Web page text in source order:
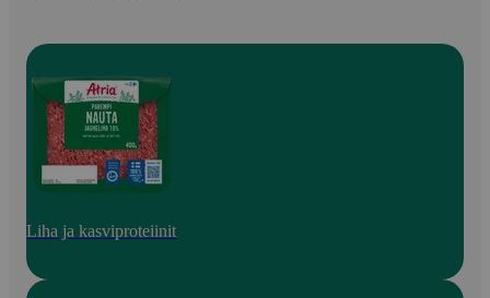
Liha ja kasviproteiinit